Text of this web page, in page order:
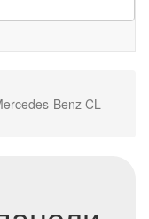
Benz CL-